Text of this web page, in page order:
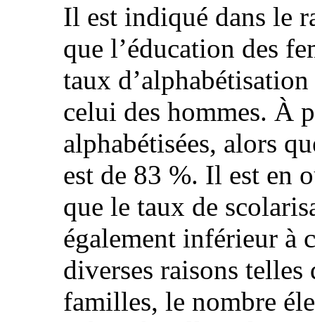
Il est indiqué dans le
que l’éducation des
taux
celui des hommes. À
alphabétisées, alors
est de 83 %. Il est en
que le taux de
également inférieur à
diverses raisons telles
familles, le nombre